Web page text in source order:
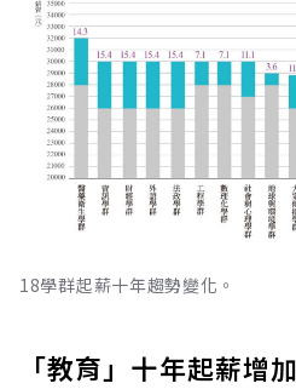
18學群起薪十年趨勢變化。
「教育」十年起薪增